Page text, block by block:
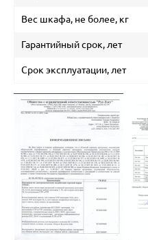
Вес шкафа, не более, кг
Гарантийный срок, лет
Срок эксплуатации, лет